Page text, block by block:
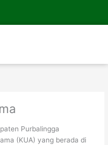
Purbalingga
(KUA) yang berada di